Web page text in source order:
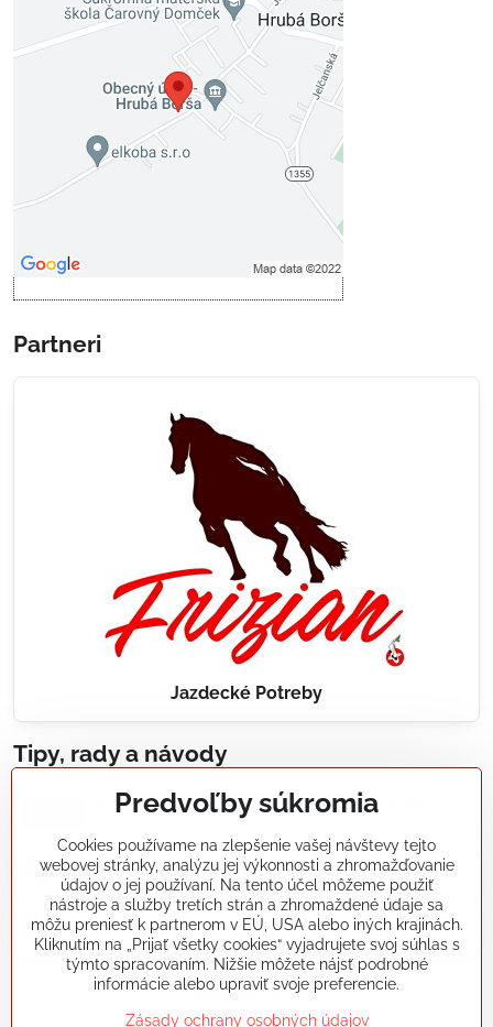
Externý obsah je blokovaný
Voľbami súkromia
Prajete si načítať externý obsah?
Povoliť tentokrát
Povoliť a zapamätať - súhlas s
Partneri
Jazdecké Potreby
Tipy, rady a návody
Realizácie záhradných jazierok, bazénov, fontán,
Články a blogy
Rady a návody
koikapre/?ref=hl
Predvoľby súkromia
Cookies používame na zlepšenie vašej návštevy tejto
webovej stránky, analýzu jej výkonnosti a zhromažďovanie
údajov o jej používaní. Na tento účel môžeme použiť
nástroje a služby tretích strán a zhromaždené údaje sa
môžu preniesť k partnerom v EÚ, USA alebo iných krajinách.
Kliknutím na „Prijať všetky cookies“ vyjadrujete svoj súhlas s
týmto spracovaním. Nižšie môžete nájsť podrobné
informácie alebo upraviť svoje preferencie.
Zásady ochrany osobných údajov